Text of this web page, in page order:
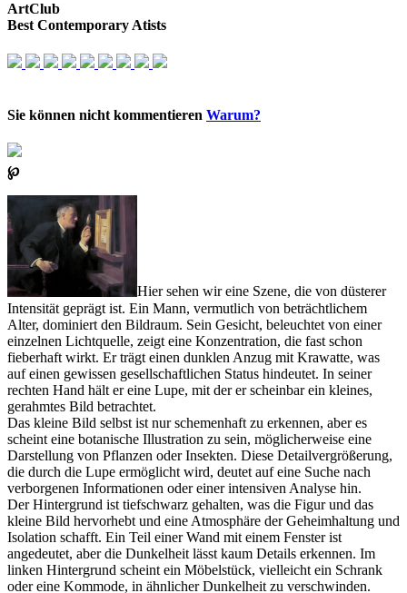
ArtClub
Best Contemporary Atists
Sie können nicht kommentieren Warum?
℘
Hier sehen wir eine Szene, die von düsterer
Intensität geprägt ist. Ein Mann, vermutlich von beträchtlichem
Alter, dominiert den Bildraum. Sein Gesicht, beleuchtet von einer
einzelnen Lichtquelle, zeigt eine Konzentration, die fast schon
fieberhaft wirkt. Er trägt einen dunklen Anzug mit Krawatte, was
auf einen gewissen gesellschaftlichen Status hindeutet. In seiner
rechten Hand hält er eine Lupe, mit der er scheinbar ein kleines,
gerahmtes Bild betrachtet.
Das kleine Bild selbst ist nur schemenhaft zu erkennen, aber es
scheint eine botanische Illustration zu sein, möglicherweise eine
Darstellung von Pflanzen oder Insekten. Diese Detailvergrößerung,
die durch die Lupe ermöglicht wird, deutet auf eine Suche nach
verborgenen Informationen oder einer intensiven Analyse hin.
Der Hintergrund ist tiefschwarz gehalten, was die Figur und das
kleine Bild hervorhebt und eine Atmosphäre der Geheimhaltung und
Isolation schafft. Ein Teil einer Wand mit einem Fenster ist
angedeutet, aber die Dunkelheit lässt kaum Details erkennen. Im
linken Hintergrund scheint ein Möbelstück, vielleicht ein Schrank
oder eine Kommode, in ähnlicher Dunkelheit zu verschwinden.